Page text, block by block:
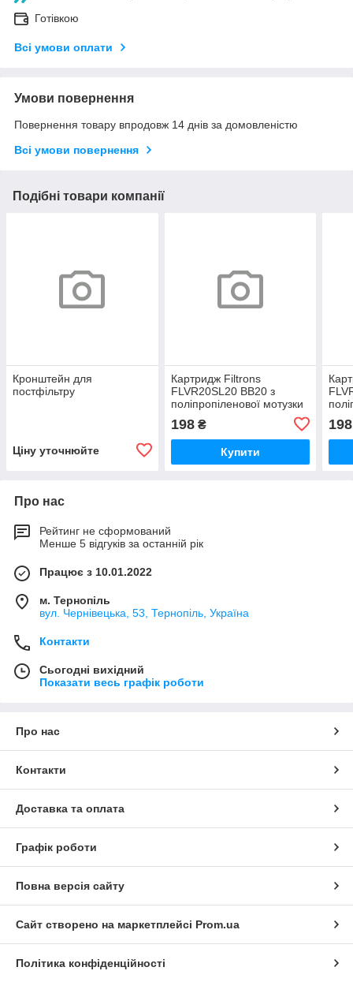
Готівкою
Всі умови оплати
Умови повернення
Повернення товару впродовж 14 днів за домовленістю
Всі умови повернення
Подібні товари компанії
Кронштейн для
постфільтру
Ціну уточнюйте
Картридж Filtrons
FLVR20SL20 ВВ20 з
поліпропіленової мотузки
198₴
Купити
198
Про нас
Рейтинг не сформований
Менше 5 відгуків за останній рік
Працює з 10.01.2022
м. Тернопіль
вул. Чернівецька, 53, Тернопіль, Україна
Контакти
Сьогодні вихідний
Показати весь графік роботи
Про нас
Контакти
Доставка та оплата
Графік роботи
Повна версія сайту
Сайт створено на маркетплейсі Prom.ua
Політика конфіденційності